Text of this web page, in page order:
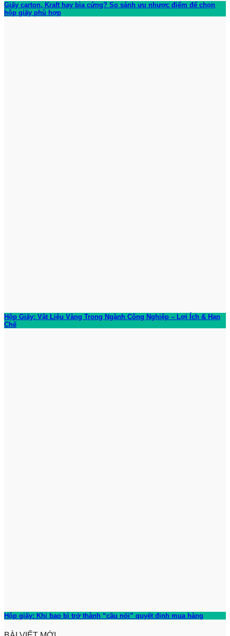
Giấy carton, Kraft hay bìa cứng? So sánh ưu nhược điểm để chọn
hộp giấy phù hợp
Hộp Giấy: Vật Liệu Vàng Trong Ngành Công Nghiệp – Lợi Ích & Hạn
Chế
Hộp giấy: Khi bao bì trở thành “cầu nối” quyết định mua hàng